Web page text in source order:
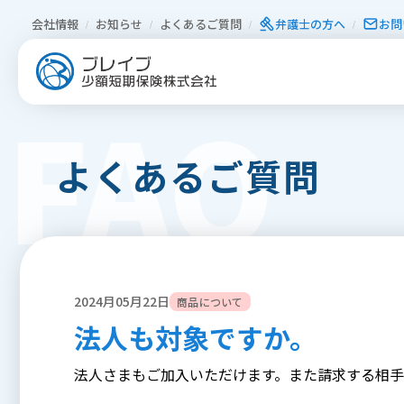
会社情報 お知らせ よくあるご質問 弁護⼠の⽅へ お
FAQ
よくあるご質問
2024月05月22日 商品について
法人も対象ですか。
法人さまもご加入いただけます。また請求する相